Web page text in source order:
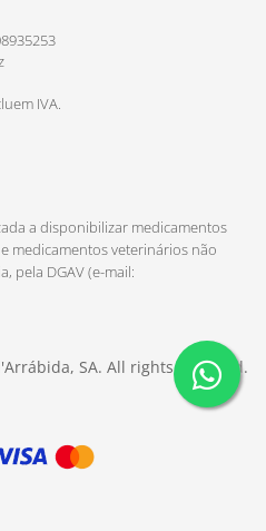
IVA.
a disponibilizar medicamentos
medicamentos veterinários não
pela DGAV (e-mail:
SA. All rights reserved.